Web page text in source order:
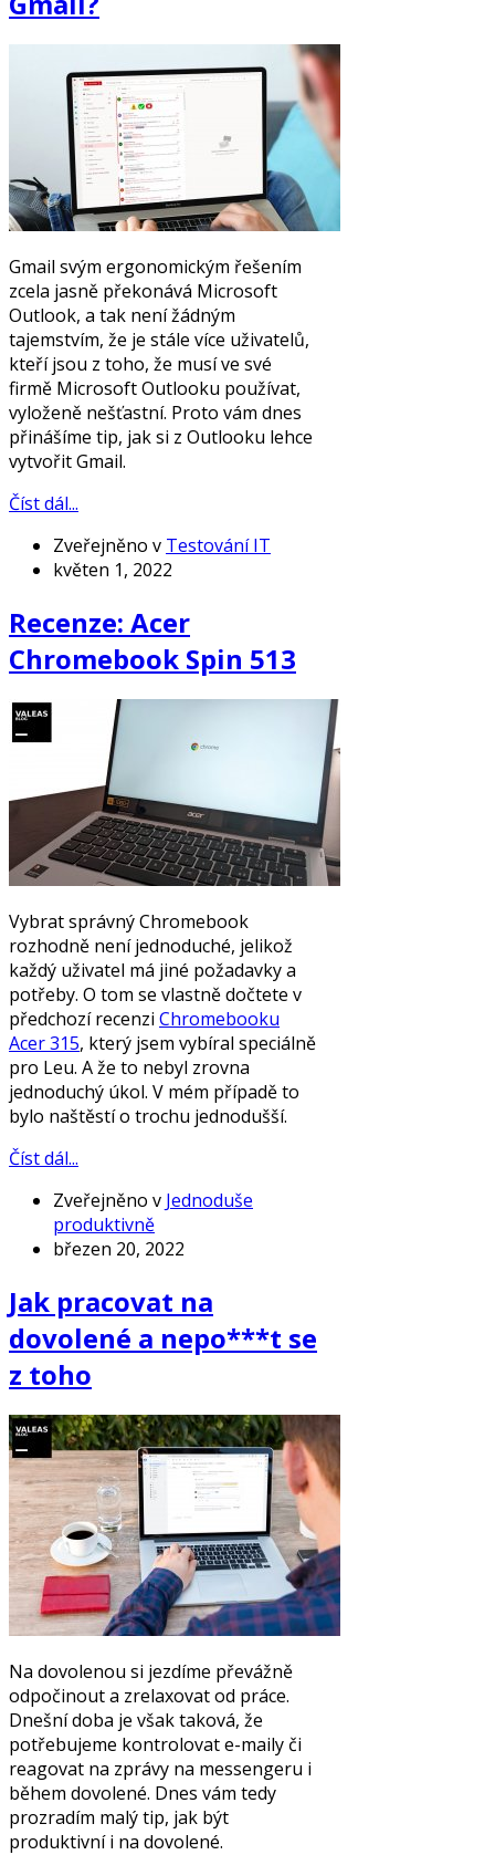
Gmail svým ergonomickým řešením
zcela jasně překonává Microsoft
Outlook, a tak není žádným
tajemstvím, že je stále více uživatelů,
kteří jsou z toho, že musí ve své
firmě Microsoft Outlooku používat,
vyloženě nešťastní. Proto vám dnes
přinášíme tip, jak si z Outlooku lehce
vytvořit Gmail.
Číst dál...
Zveřejněno v Testování IT
květen 1, 2022
Recenze: Acer
Chromebook Spin 513
Vybrat správný Chromebook
rozhodně není jednoduché, jelikož
každý uživatel má jiné požadavky a
potřeby. O tom se vlastně dočtete v
předchozí recenzi Chromebooku
Acer 315, který jsem vybíral speciálně
pro Leu. A že to nebyl zrovna
jednoduchý úkol. V mém případě to
bylo naštěstí o trochu jednodušší.
Číst dál...
Zveřejněno v Jednoduše
produktivně
březen 20, 2022
Jak pracovat na
dovolené a nepo***t se
z toho
Na dovolenou si jezdíme převážně
odpočinout a zrelaxovat od práce.
Dnešní doba je však taková, že
potřebujeme kontrolovat e-maily či
reagovat na zprávy na messengeru i
během dovolené. Dnes vám tedy
prozradím malý tip, jak být
produktivní i na dovolené.